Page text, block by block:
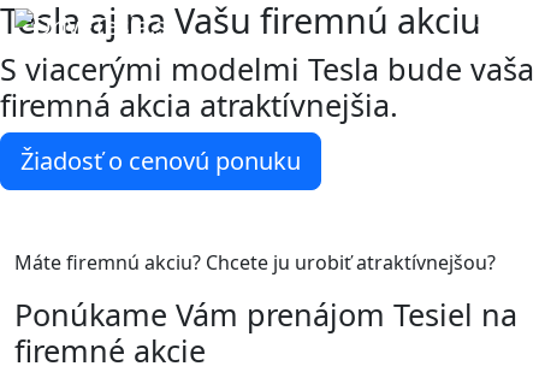
Tesla aj na Vašu firemnú akciu
S viacerými modelmi Tesla bude vaša
firemná akcia atraktívnejšia.
Žiadosť o cenovú ponuku
Máte firemnú akciu? Chcete ju urobiť atraktívnejšou?
Ponúkame Vám prenájom Tesiel na
firemné akcie